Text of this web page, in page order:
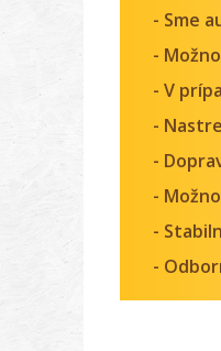
- Sme
-
- V
-
-
-
-
-